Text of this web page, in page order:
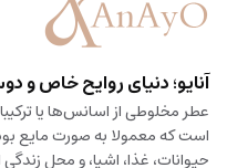
آنایو؛ دنیای روایح خاص و
عطر مخلوطی از اسانس‌ها یا
است که معمولا به صورت مایع
حیوانات، غذا، اشیا، و محل